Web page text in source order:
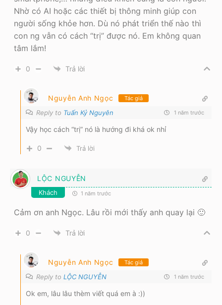
Nhờ có AI hoặc các thiết bị thông minh giúp con
người sống khỏe hơn. Dù nó phát triển thế nào thì
con ng vẫn có cách “trị” được nó. Em không quan
tâm lắm!
0 Trả lời
Nguyễn Anh Ngọc Tác giả
Reply to Tuấn Kỷ Nguyên 1 năm trước
Vậy học cách “trị” nó là hướng đi khá ok nhỉ
0 Trả lời
LỘC NGUYỄN
Khách 1 năm trước
Cảm ơn anh Ngọc. Lâu rồi mới thấy anh quay lại 🙂
0 Trả lời
Nguyễn Anh Ngọc Tác giả
Reply to LỘC NGUYỄN 1 năm trước
Ok em, lâu lâu thèm viết quá em à :))